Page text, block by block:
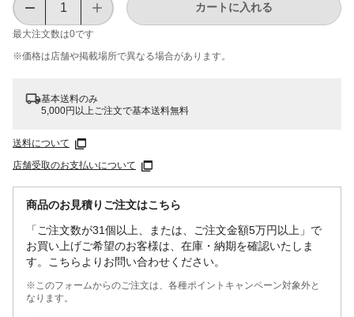
最大注文数は0です
カートに入れる
※価格は​店舗や​掲載場所で​異なる​場合が​あります。
基本送料のみ
5,000円以上ご注文で基本送料無料
送料について
店舗受取のお支払いについて
商品のお見積りご注文はこちら
「ご注文数が31個以上、または、ご注文金額5万円以上」で
お買い上げご希望のお客様は、在庫・納期を確認いたしま
す。こちらよりお問い合わせください。
※このフォームからのご注文は、各種ポイントキャンペーン対象外と
なります。